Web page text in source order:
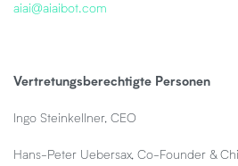
aiai@aiaibot.com
Vertretungsberechtigte Personen
Ingo Steinkellner, CEO
Hans-Peter Uebersax, Co-Founder &